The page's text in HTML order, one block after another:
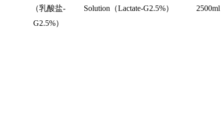
（乳酸盐-
G2.5%）
Solution （Lactate-G2.5%）
2500ml